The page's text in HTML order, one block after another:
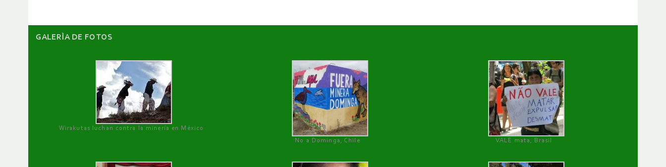
GALERÌA DE FOTOS
Wirakutas luchan contra la minería en México
No a Dominga, Chile
VALE mata, Brasil